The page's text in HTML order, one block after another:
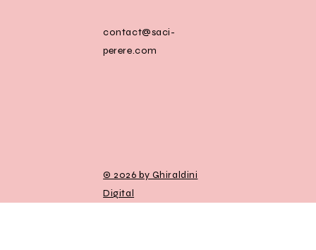
© 2026 by Ghiraldini
Digital
contact@saci-
perere.com